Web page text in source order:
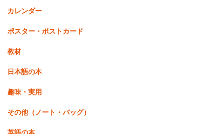
カレンダー
ポスター・ポストカード
教材
日本語の本
趣味・実用
その他（ノート・バッグ）